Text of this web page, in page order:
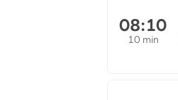
08:10
10 min